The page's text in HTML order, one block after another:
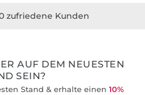
AUF DEM NEUESTEN
SEIN?
Stand & erhalte einen 10%